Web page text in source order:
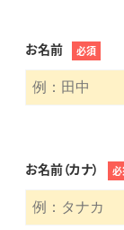
お名前 必須
お名前（カナ）